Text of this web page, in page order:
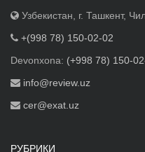
Узбекистан, г. Ташкент,
+(998 78) 150-02-02
Devonxona: (+998 78) 150-
info@review.uz
cer@exat.uz
РУБРИКИ